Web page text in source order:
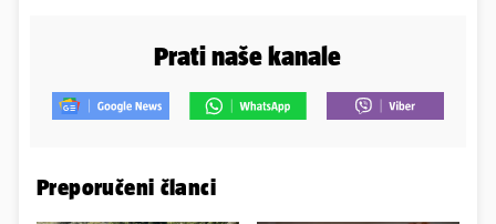
Prati naše kanale
Preporučeni članci